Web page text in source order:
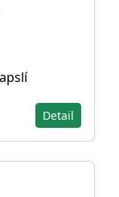
Detail